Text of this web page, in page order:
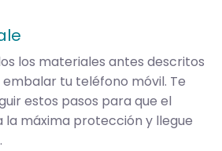
los materiales antes descritos
tu teléfono móvil. Te
estos pasos para que el
la máxima protección y llegue